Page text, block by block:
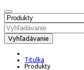
Vyhľadávanie
Titulka
Produkty